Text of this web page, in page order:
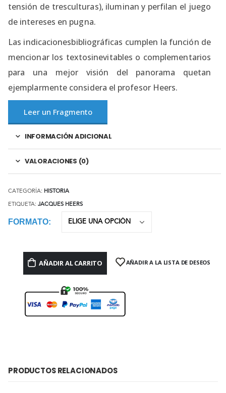
tensión de tresculturas), iluminan y perfilan el juego
de intereses en pugna.
Las indicacionesbibliográficas cumplen la función de
mencionar los textosinevitables o complementarios
para una mejor visión del panorama quetan
ejemplarmente considera el profesor Heers.
Leer un Fragmento
INFORMACIÓN ADICIONAL
VALORACIONES (0)
CATEGORÍA: HISTORIA
ETIQUETA: JACQUES HEERS
FORMATO
AÑADIR AL CARRITO AÑADIR A LA LISTA DE DESEOS
PRODUCTOS RELACIONADOS